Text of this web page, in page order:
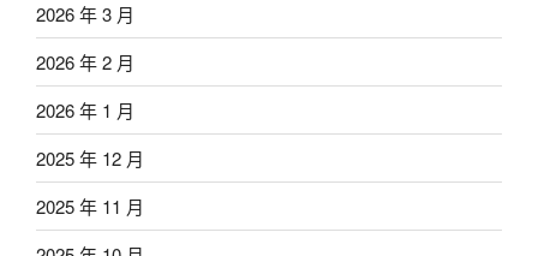
2026 年 3 月
2026 年 2 月
2026 年 1 月
2025 年 12 月
2025 年 11 月